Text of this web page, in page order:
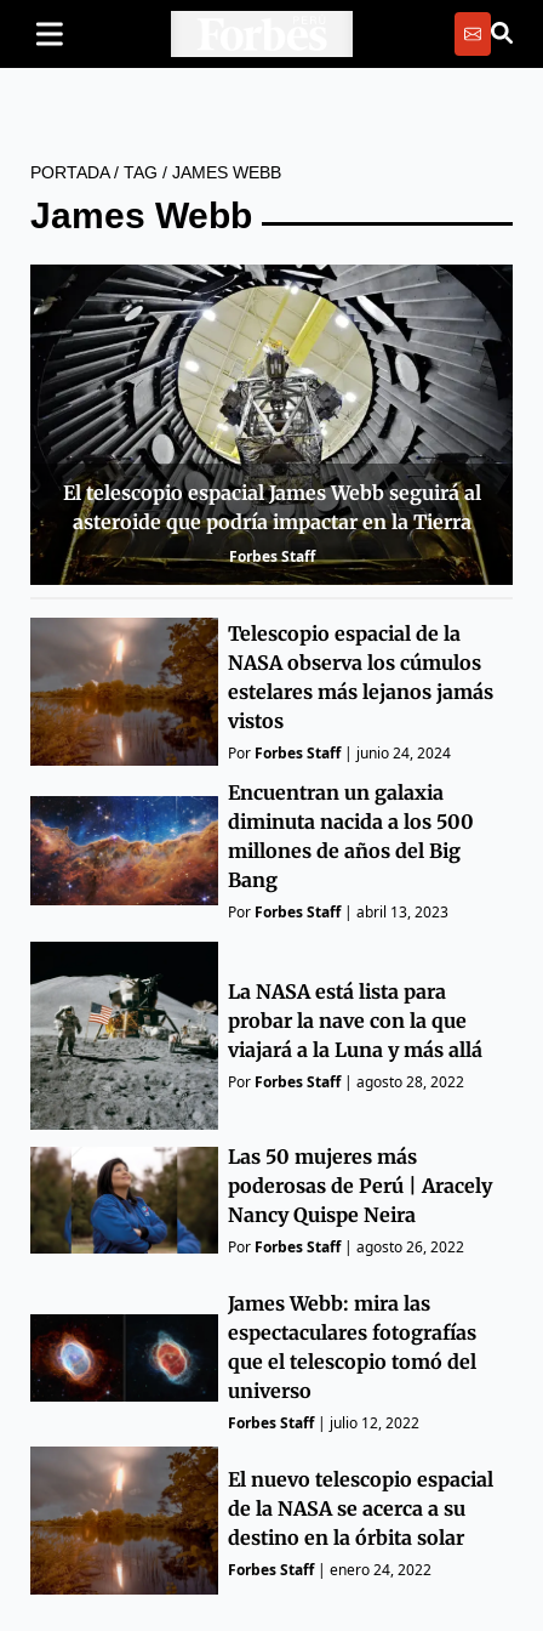
PORTADA/ TAG / JAMES WEBB
James Webb
El telescopio espacial James Webb seguirá al
asteroide que podría impactar en la Tierra
Forbes Staff
Telescopio espacial de la
NASA observa los cúmulos
estelares más lejanos jamás
vistos
Por Forbes Staff| junio 24, 2024
Encuentran un galaxia
diminuta nacida a los 500
millones de años del Big
Bang
Por Forbes Staff|abril 13, 2023
La NASA está lista para
probar la nave con la que
viajará a la Luna y más allá
Por Forbes Staff|agosto 28, 2022
Las 50 mujeres más
poderosas de Perú | Aracely
Nancy Quispe Neira
Por Forbes Staff|agosto 26, 2022
James Webb: mira las
espectaculares fotografías
que el telescopio tomó del
universo
Forbes Staff| julio 12, 2022
El nuevo telescopio espacial
de la NASA se acerca a su
destino en la órbita solar
Forbes Staff|enero 24, 2022